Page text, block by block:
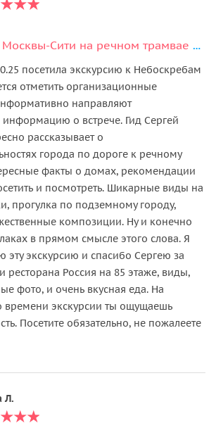
К небоскрёбам Москвы-Сити на речном трамвае и кофе на уровне облаков
посетила экскурсию к Небоскребам
отметить организационные
направляют
о встрече. Гид Сергей
рассказывает о
города по дороге к речному
факты о домах, рекомендации
и посмотреть. Шикарные виды на
прогулка по подземному городу,
композиции. Ну и конечно
в прямом смысле этого слова. Я
эту экскурсию и спасибо Сергею за
ресторана Россия на 85 этаже, виды,
фото, и очень вкусная еда. На
времени экскурсии ты ощущаешь
Посетите обязательно, не пожалеете
Л.